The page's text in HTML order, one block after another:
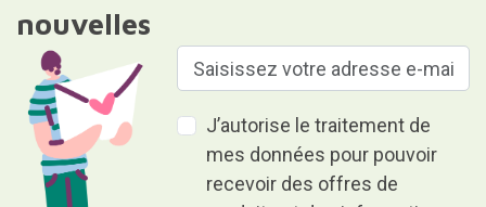
nouvelles
J’autorise le traitement de
mes données pour pouvoir
recevoir des offres de